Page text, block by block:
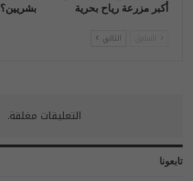
أكبر مزرعة رياح بحرية
بشريين؟
التالي
التعليقات مغلقة.
تابعونا